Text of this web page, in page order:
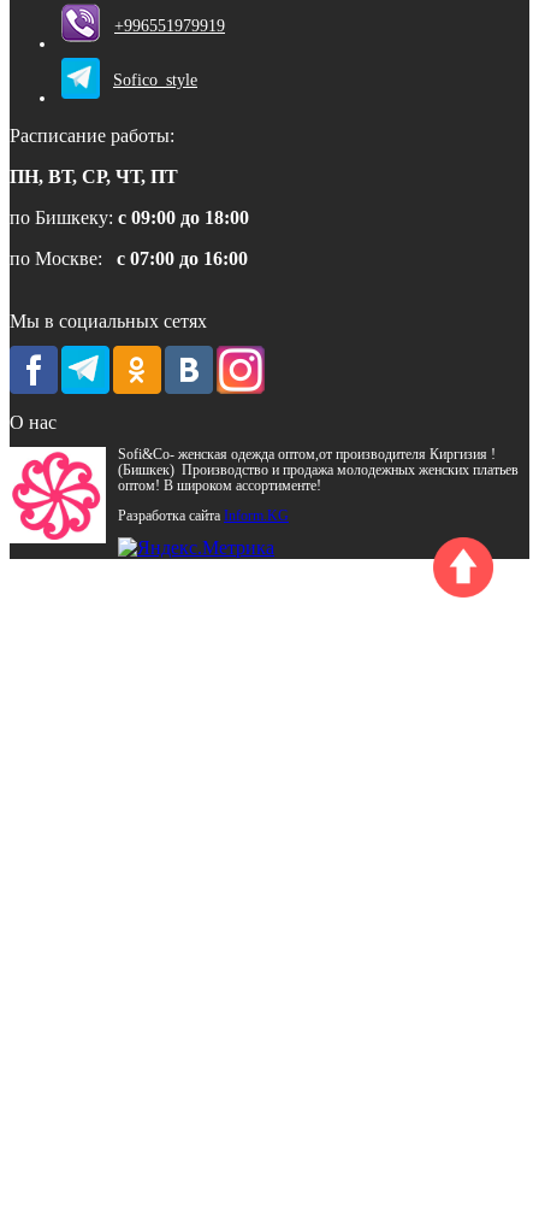
+996551979919
Sofico_style
Расписание работы:
ПН, ВТ, СР, ЧТ, ПТ
по Бишкеку: с 09:00 до 18:00
по Москве: с 07:00 до 16:00
Мы в социальных сетях
О нас
Sofi&Co- женская одежда оптом,от производителя Киргизия !
(Бишкек) Производство и продажа молодежных женских платьев
оптом! В широком ассортименте!
Разработка сайта Inform.KG